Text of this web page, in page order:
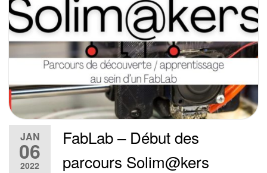
JAN
06
2022
FabLab – Début des
parcours Solim@kers